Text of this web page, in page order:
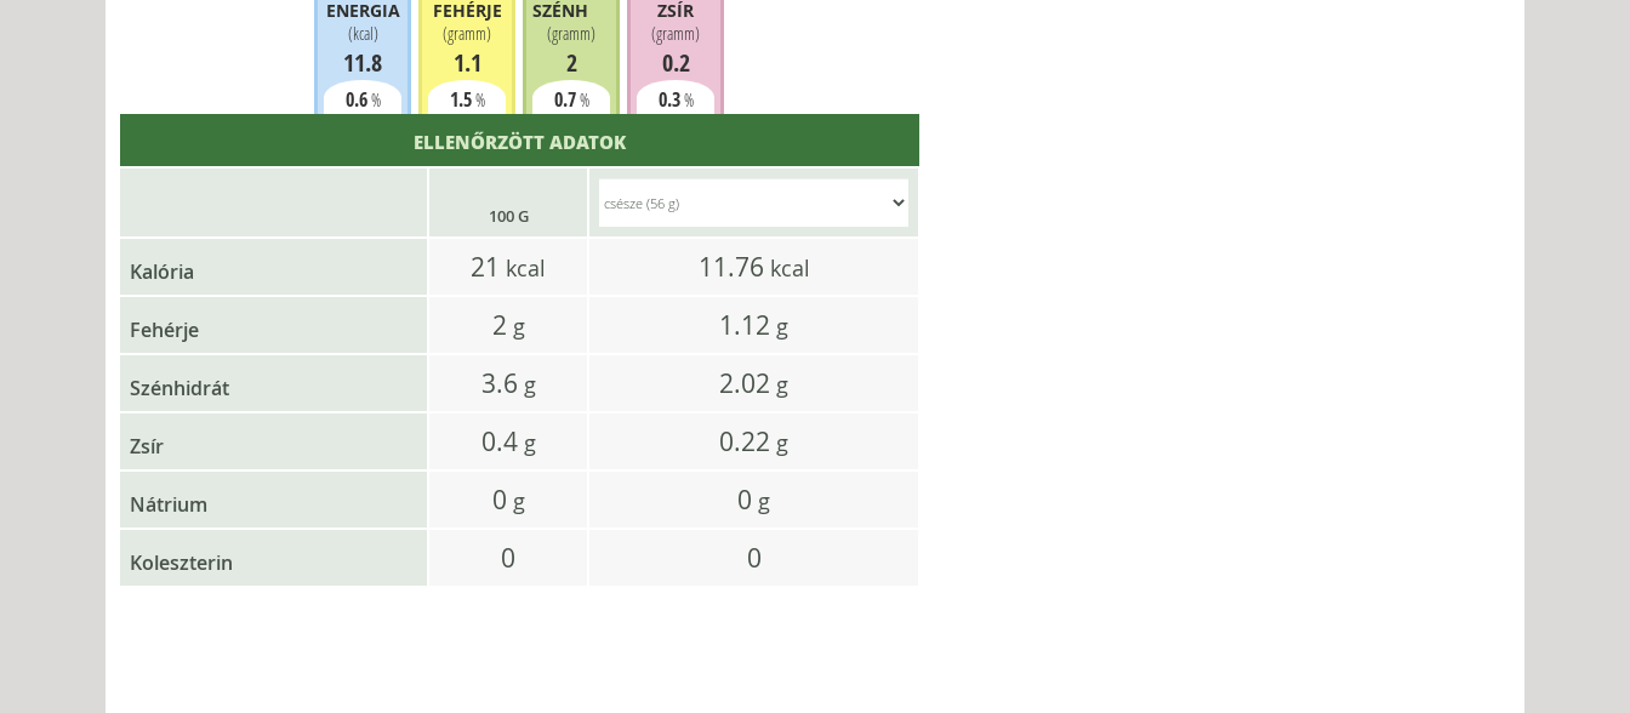
ENERGIA
(kcal)
11.8
0.6%
FEHÉRJE
(gramm)
1.1
1.5%
SZÉNHIDRÁT
(gramm)
2
0.7%
ZSÍR
(gramm)
0.2
0.3%
ELLENŐRZÖTT ADATOK
100 G
Kalória 21 kcal 11.76 kcal
Fehérje 2 g 1.12 g
Szénhidrát 3.6 g 2.02 g
Zsír 0.4 g 0.22 g
Nátrium 0 g 0 g
Koleszterin 0 0